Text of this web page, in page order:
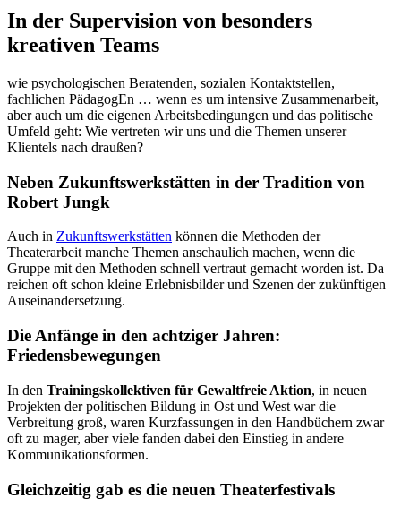
In der Supervision von besonders
kreativen Teams
wie psychologischen Beratenden, sozialen Kontaktstellen,
fachlichen PädagogEn … wenn es um intensive Zusammenarbeit,
aber auch um die eigenen Arbeitsbedingungen und das politische
Umfeld geht: Wie vertreten wir uns und die Themen unserer
Klientels nach draußen?
Neben Zukunftswerkstätten in der Tradition von
Robert Jungk
Auch in Zukunftswerkstätten können die Methoden der
Theaterarbeit manche Themen anschaulich machen, wenn die
Gruppe mit den Methoden schnell vertraut gemacht worden ist. Da
reichen oft schon kleine Erlebnisbilder und Szenen der zukünftigen
Auseinandersetzung.
Die Anfänge in den achtziger Jahren:
Friedensbewegungen
In den Trainingskollektiven für Gewaltfreie Aktion, in neuen
Projekten der politischen Bildung in Ost und West war die
Verbreitung groß, waren Kurzfassungen in den Handbüchern zwar
oft zu mager, aber viele fanden dabei den Einstieg in andere
Kommunikationsformen.
Gleichzeitig gab es die neuen Theaterfestivals